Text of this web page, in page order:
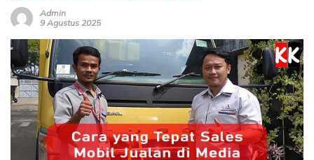
Admin
9 Agustus 2025